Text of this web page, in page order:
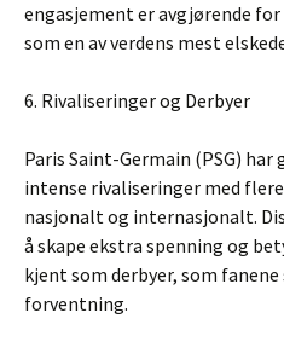
engasjement er avgjørende
som en av verdens mest
6. Rivaliseringer og Derbyer
Paris Saint-Germain (PSG)
intense rivaliseringer med
nasjonalt og internasjonalt.
å skape ekstra spenning og
kjent som derbyer, som
forventning.